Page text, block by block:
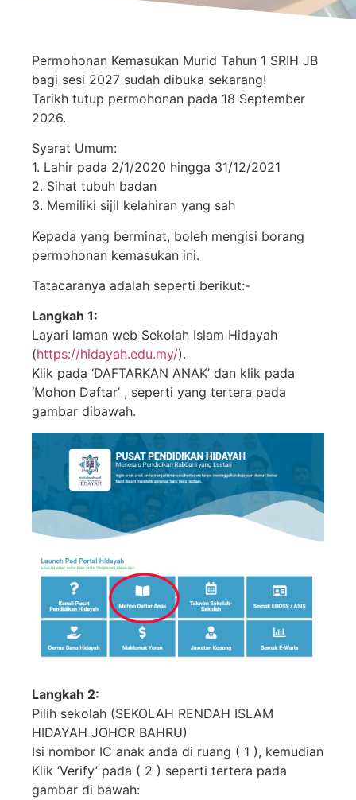
Permohonan Kemasukan Murid Tahun 1 SRIH JB
bagi sesi 2027 sudah dibuka sekarang!
Tarikh tutup permohonan pada 18 September
2026.
Syarat Umum:
1. Lahir pada 2/1/2020 hingga 31/12/2021
2. Sihat tubuh badan
3. Memiliki sijil kelahiran yang sah
Kepada yang berminat, boleh mengisi borang
permohonan kemasukan ini.
Tatacaranya adalah seperti berikut:-
Langkah 1:
Layari laman web Sekolah Islam Hidayah
(https://hidayah.edu.my/).
Klik pada ‘DAFTARKAN ANAK’ dan klik pada
‘Mohon Daftar’ , seperti yang tertera pada
gambar dibawah.
Langkah 2:
Pilih sekolah (SEKOLAH RENDAH ISLAM
HIDAYAH JOHOR BAHRU)
Isi nombor IC anak anda di ruang ( 1 ), kemudian
Klik ‘Verify’ pada ( 2 ) seperti tertera pada
gambar di bawah: